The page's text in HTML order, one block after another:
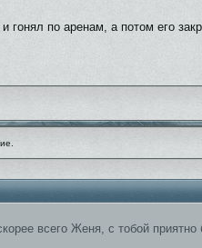
гонял по аренам, а потом его
всего Женя, с тобой